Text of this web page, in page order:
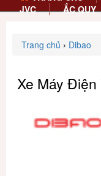
JVC
ẮC QUY
Trang chủ › Dibao
Xe Máy